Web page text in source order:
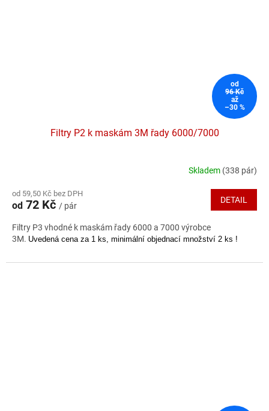
od
96 Kč
až
–30 %
Filtry P2 k maskám 3M řady 6000/7000
produktu
je
z
5
Skladem (338 pár)
od 59,50 Kč bez DPH
od 72 Kč / pár
DETAIL
Filtry P3 vhodné k maskám řady 6000 a 7000 výrobce
3M. Uvedená cena za 1 ks, minimální objednací množství 2 ks !